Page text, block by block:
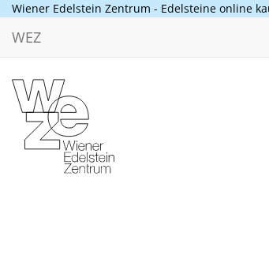
Wiener Edelstein Zentrum - Edelsteine online
WEZ